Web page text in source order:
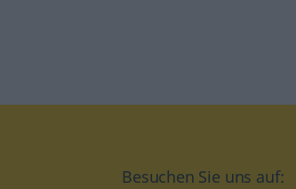
Besuchen Sie uns auf: